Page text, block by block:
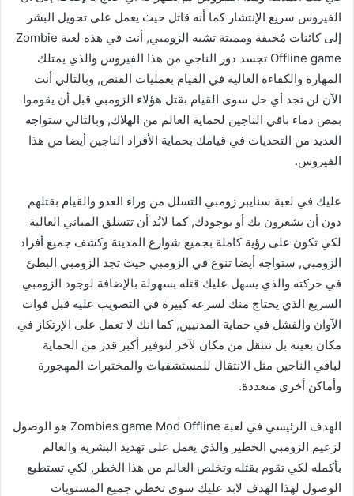
الفيروس سريع الإنتشار كما أنه قاتل حيث يعمل على تحويل البشر
إلى كائنات مُخيفة ومميتة تشبه الزومبي, أنت في هذه لعبة Zombie
Offline game تجسد دور الناجي من هذا الفيروس والذي يمتلك
المهارة والكفاءة العالية في القيام بعمليات القنص, وبالتالي أنت
الآن لن تجد أي حل سوى القيام بقتل هؤلاء الزومبي قبل أن يقوموا
بمص دماء باقي الناجين لحماية العالم من الهلاك, وبالتالي ستواجه
العديد من التحديات في قيامك بحماية الأفراد الناجين أيضا من هذا
الفيروس.
عليك في لعبة سنايبر زومبي التسلل من وراء العدو والقيام بقتلهم
دون أن يشعرون بك أو بوجودك, كما لابُد أن تتسلق المباني العالية
لكي تكون على رؤية كاملة بجميع شوارع المدينة وكشف جميع أفراد
الزومبي, ستواجه أيضا تنوع في الزومبي حيث تجد الزومبي البطئ
في حركته والذي يسهل عليك قتله بسهولة بالإضافة لوجود الزومبي
السريع الذي يحتاج منك لسرعة كبيرة في التصويب عليه قبل فوات
الآوان والفشل في حماية المدنيين, كما انك لا تعمل على الإرتكاز في
مكان بعينه بل تتنقل من مكان لآخر لتوفير أكبر قدر من الحماية
لباقي الناجين مثل الانتقال للمستشفيات والمختبرات المهجورة
وأماكن أخرى متعددة.
الهدف الرئيسي في لعبة Zombies game Mod Offline هو الوصول
لزعيم الزومبي الخطير والذي يعمل على تهديد البشرية والعالم
بأكمله لكي تقوم بقتله وتخلص العالم من هذا الخطر, لكي تستطيع
الوصول لهذا الهدف لابد عليك سوى تخطي جميع المستويات